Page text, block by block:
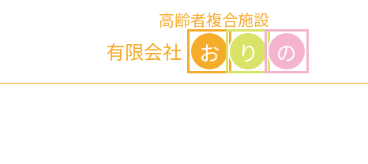
高齢者複合施設
有限会社 お り の